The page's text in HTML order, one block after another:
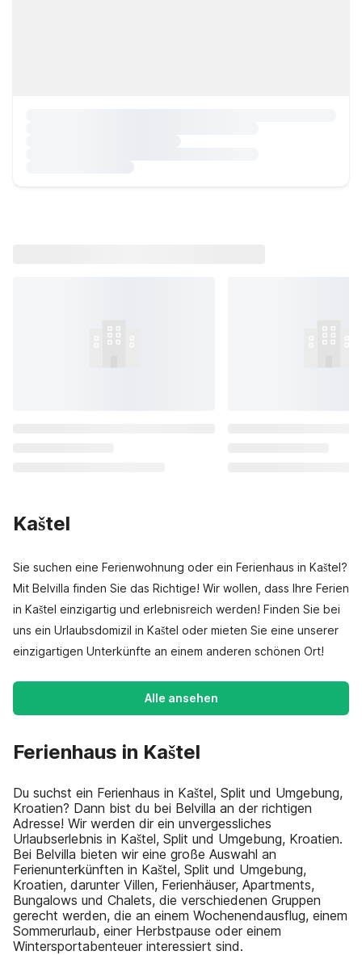
Kaštel
Sie suchen eine Ferienwohnung oder ein Ferienhaus in Kaštel?
Mit Belvilla finden Sie das Richtige! Wir wollen, dass Ihre Ferien
in Kaštel einzigartig und erlebnisreich werden! Finden Sie bei
uns ein Urlaubsdomizil in Kaštel oder mieten Sie eine unserer
einzigartigen Unterkünfte an einem anderen schönen Ort!
Alle ansehen
Ferienhaus in Kaštel
Du suchst ein Ferienhaus in Kaštel, Split und Umgebung,
Kroatien? Dann bist du bei Belvilla an der richtigen
Adresse! Wir werden dir ein unvergessliches
Urlaubserlebnis in Kaštel, Split und Umgebung, Kroatien.
Bei Belvilla bieten wir eine große Auswahl an
Ferienunterkünften in Kaštel, Split und Umgebung,
Kroatien, darunter Villen, Ferienhäuser, Apartments,
Bungalows und Chalets, die verschiedenen Gruppen
gerecht werden, die an einem Wochenendausflug, einem
Sommerurlaub, einer Herbstpause oder einem
Wintersportabenteuer interessiert sind.